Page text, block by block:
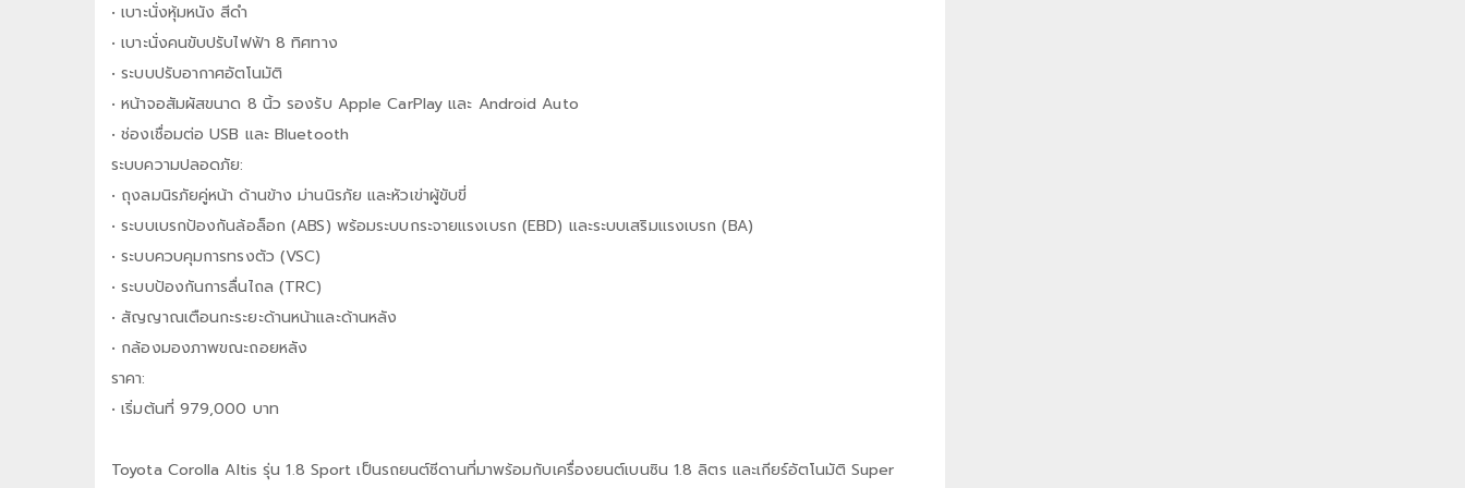
• เบาะนั่งหุ้มหนัง สีดำ
• เบาะนั่งคนขับปรับไฟฟ้า 8 ทิศทาง
• ระบบปรับอากาศอัตโนมัติ
• หน้าจอสัมผัสขนาด 8 นิ้ว รองรับ Apple CarPlay และ Android Auto
• ช่องเชื่อมต่อ USB และ Bluetooth
ระบบความปลอดภัย:
• ถุงลมนิรภัยคู่หน้า ด้านข้าง ม่านนิรภัย และหัวเข่าผู้ขับขี่
• ระบบเบรกป้องกันล้อล็อก (ABS) พร้อมระบบกระจายแรงเบรก (EBD) และระบบเสริมแรงเบรก (BA)
• ระบบควบคุมการทรงตัว (VSC)
• ระบบป้องกันการลื่นไถล (TRC)
• สัญญาณเตือนกะระยะด้านหน้าและด้านหลัง
• กล้องมองภาพขณะถอยหลัง
ราคา:
• เริ่มต้นที่ 979,000 บาท
Toyota Corolla Altis รุ่น 1.8 Sport เป็นรถยนต์ซีดานที่มาพร้อมกับเครื่องยนต์เบนซิน 1.8 ลิตร และเกียร์อัตโนมัติ Super